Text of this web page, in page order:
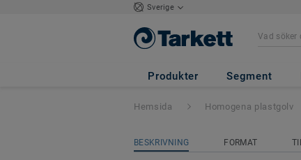
Sverige
Produkter Segment
iQ Granit -
Hemsida Homogena plastgolv
BESKRIVNING FORMAT